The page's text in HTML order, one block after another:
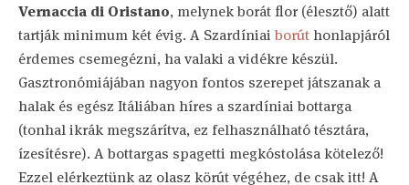
Vernaccia di Oristano, melynek borát flor (élesztő) alatt
tartják minimum két évig. A Szardíniai borút honlapjáról
érdemes csemegézni, ha valaki a vidékre készül.
Gasztronómiájában nagyon fontos szerepet játszanak a
halak és egész Itáliában híres a szardíniai bottarga
(tonhal ikrák megszárítva, ez felhasználható tésztára,
ízesítésre). A bottargas spagetti megkóstolása kötelező!
Ezzel elérkeztünk az olasz körút végéhez, de csak itt! A